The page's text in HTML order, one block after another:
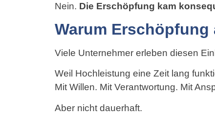
Nein. Die Erschöpfung kam
Warum
Viele Unternehmer erleben diesen
Weil Hochleistung eine Zeit lang
Mit Willen. Mit Verantwortung. Mit
Aber nicht dauerhaft.